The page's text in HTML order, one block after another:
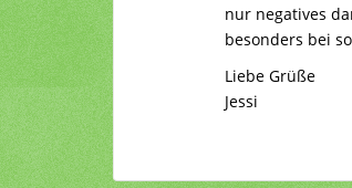
nur negatives
besonders bei
Liebe Grüße
Jessi